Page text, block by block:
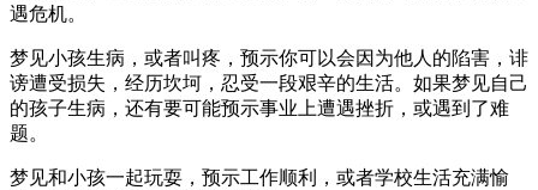
遇危机。
梦见小孩生病，或者叫疼，预示你可以会因为他人的陷害，诽
谤遭受损失，经历坎坷，忍受一段艰辛的生活。如果梦见自己
的孩子生病，还有要可能预示事业上遭遇挫折，或遇到了难
题。
梦见和小孩一起玩耍，预示工作顺利，或者学校生活充满愉